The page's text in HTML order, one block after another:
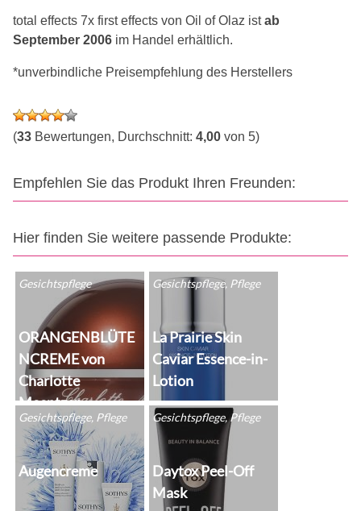
total effects 7x first effects von Oil of Olaz istab
September 2006 im Handel erhältlich.
*unverbindliche Preisempfehlung des Herstellers
(33 Bewertungen, Durchschnitt: 4,00 von 5)
Empfehlen Sie das Produkt Ihren Freunden:
Hier finden Sie weitere passende Produkte:
Gesichtspflege
ORANGENBLÜTE
NCREME von
Charlotte
Meentzen
Gesichtspflege, Pflege
La Prairie Skin
Caviar Essence-in-
Lotion
Gesichtspflege, Pflege
Augencreme
Gesichtspflege, Pflege
Daytox Peel-Off
Mask